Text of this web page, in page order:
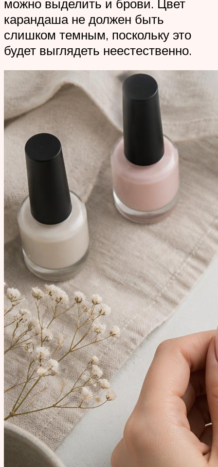
можно выделить и брови. Цвет
карандаша не должен быть
слишком темным, поскольку это
будет выглядеть неестественно.